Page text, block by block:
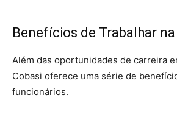
Benefícios de Trabalhar
Além das oportunidades de carreira
Cobasi oferece uma série de
funcionários.